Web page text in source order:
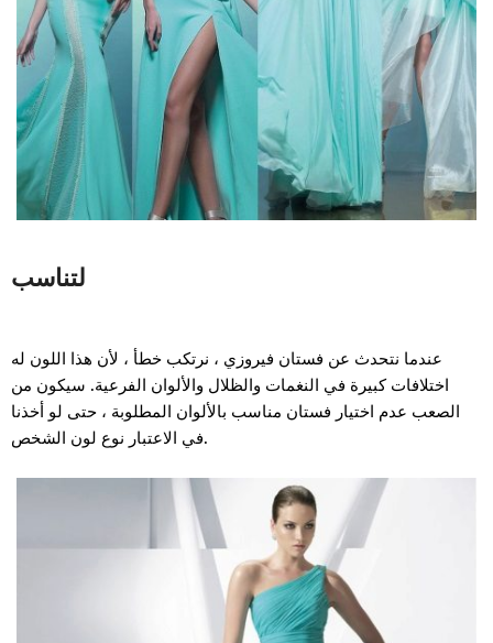
لتناسب
عندما نتحدث عن فستان فيروزي ، نرتكب خطأ ، لأن هذا اللون له
اختلافات كبيرة في النغمات والظلال والألوان الفرعية. سيكون من
الصعب عدم اختيار فستان مناسب بالألوان المطلوبة ، حتى لو أخذنا
في الاعتبار نوع لون الشخص.